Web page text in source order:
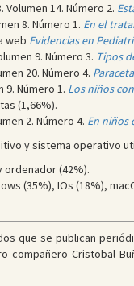
14. Número 2.
8. Número 1. En el
web Evidencias en
9. Número 3. Tipos
20. Número 4.
9. Número 1. Los niños
(1,66%).
2. Número 4. En niños
y sistema operativo
ordenador (42%).
(35%), IOs (18%),
que se publican
compañero Cristobal